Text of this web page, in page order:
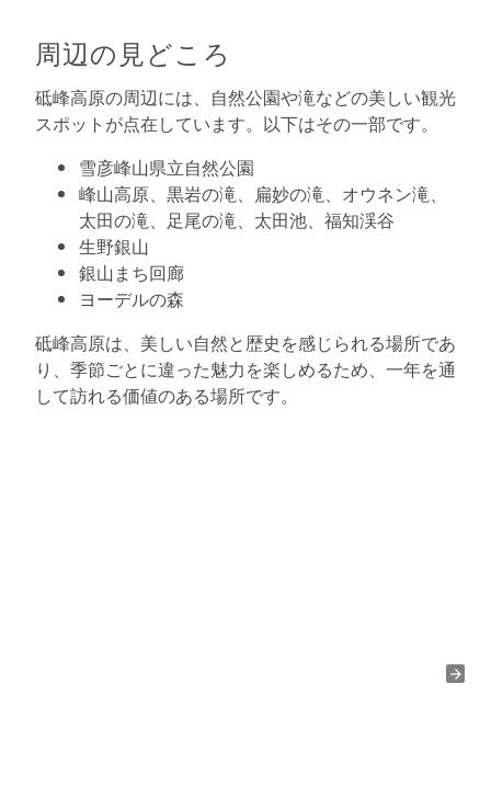
周辺の見どころ
砥峰高原の周辺には、自然公園や滝などの美しい観光
スポットが点在しています。以下はその一部です。
雪彦峰山県立自然公園
峰山高原、黒岩の滝、扁妙の滝、オウネン滝、
太田の滝、足尾の滝、太田池、福知渓谷
生野銀山
銀山まち回廊
ヨーデルの森
砥峰高原は、美しい自然と歴史を感じられる場所であ
り、季節ごとに違った魅力を楽しめるため、一年を通
して訪れる価値のある場所です。